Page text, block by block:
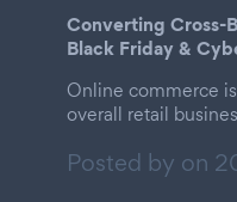
Converting Cross-
Black Friday &
Online commerce
overall retail
Posted by on